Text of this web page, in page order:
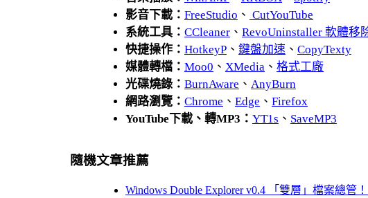
影音下載： FreeStudio 、 CutYouTube
系統工具： CCleaner、 RevoUninstaller 軟體移
快捷操作： HotkeyP、 鍵盤加速、 CopyTexty
媒體轉檔： Moo0 、 XMedia、 格式工廠
光碟燒錄： BurnAware 、 AnyBurn
網路瀏覽： Chrome 、 Edge 、 Firefox
YouTube下載、轉MP3： YT1s 、 SaveMP3
隨機文章推薦
Windows Double Explorer v0.4 「雙層」檔案總管！